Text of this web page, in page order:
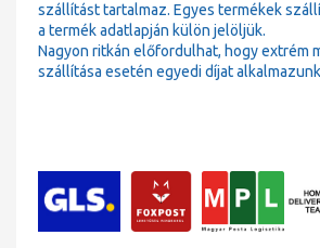
szállítást tartalmaz. Egyes termékek
a termék adatlapján külön jelöljük.
Nagyon ritkán előfordulhat, hogy extrém
szállítása esetén egyedi díjat